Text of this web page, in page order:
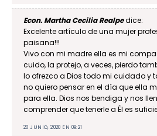
Econ. Martha Cecilia Realpedice:
Excelente artículo de una mujer
paisana!!!
Vivo con mi madre ella es mi
cuido, la protejo, a veces, pierdo
lo ofrezco a Dios todo mi cuidado y
no quiero pensar en el día que ella
para ella. Dios nos bendiga y nos
comprender que tenerle a Él es
20 JUNIO, 2020 EN 09:21